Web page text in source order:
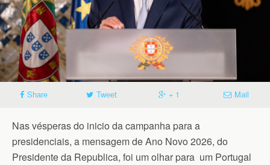
Share Tweet + 1 Mail
Nas vésperas do inicio da campanha para a
presidenciais, a mensagem de Ano Novo 2026, do
Presidente da Republica, foi um olhar para um Portugal